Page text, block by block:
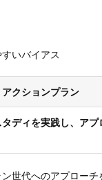
いバイアス
クションプラン
タディを実践し、ア
ン世代へのアプローチ